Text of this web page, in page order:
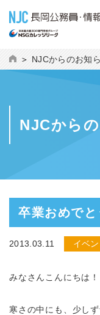
NJCからのお知
NJCから
卒業おめでと
2013.03.11 イベ
みなさんこんにちは！
寒さの中にも、少し